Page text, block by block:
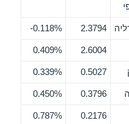
2.3794
0.118%-
2.6004
0.409%
0.5027
0.339%
0.3796
0.450%
0.2176
0.787%